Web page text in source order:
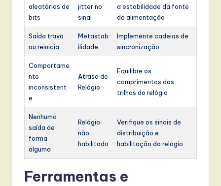
aleatórias de
bits
jitter no
sinal
a estabilidade da fonte
de alimentação
Saída trava
ou reinicia
Metastab
ilidade
Implemente cadeias de
sincronização
Comportame
nto
inconsistent
e
Atraso de
Relógio
Equilibre os
comprimentos das
trilhas do relógio
Nenhuma
saída de
forma
alguma
Relógio
não
habilitado
Verifique os sinais de
distribuição e
habilitação do relógio
Ferramentas e